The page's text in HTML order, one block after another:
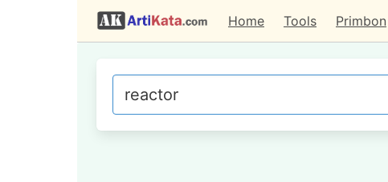
Home Tools Primbon